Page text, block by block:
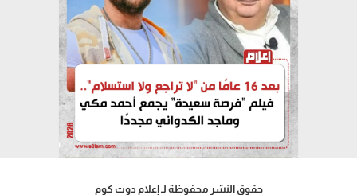
حقوق النشر محفوظة لـ إعلام دوت كوم